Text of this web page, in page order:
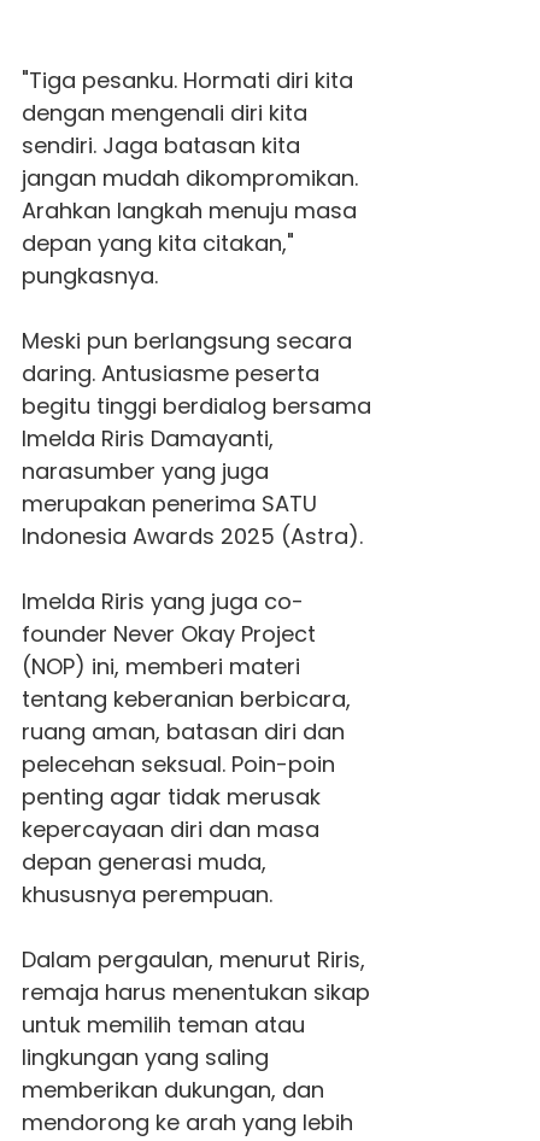
"Tiga pesanku. Hormati diri kita
dengan mengenali diri kita
sendiri. Jaga batasan kita
jangan mudah dikompromikan.
Arahkan langkah menuju masa
depan yang kita citakan,"
pungkasnya.
Meski pun berlangsung secara
daring. Antusiasme peserta
begitu tinggi berdialog bersama
Imelda Riris Damayanti,
narasumber yang juga
merupakan penerima SATU
Indonesia Awards 2025 (Astra).
Imelda Riris yang juga co-
founder Never Okay Project
(NOP) ini, memberi materi
tentang keberanian berbicara,
ruang aman, batasan diri dan
pelecehan seksual. Poin-poin
penting agar tidak merusak
kepercayaan diri dan masa
depan generasi muda,
khususnya perempuan.
Dalam pergaulan, menurut Riris,
remaja harus menentukan sikap
untuk memilih teman atau
lingkungan yang saling
memberikan dukungan, dan
mendorong ke arah yang lebih